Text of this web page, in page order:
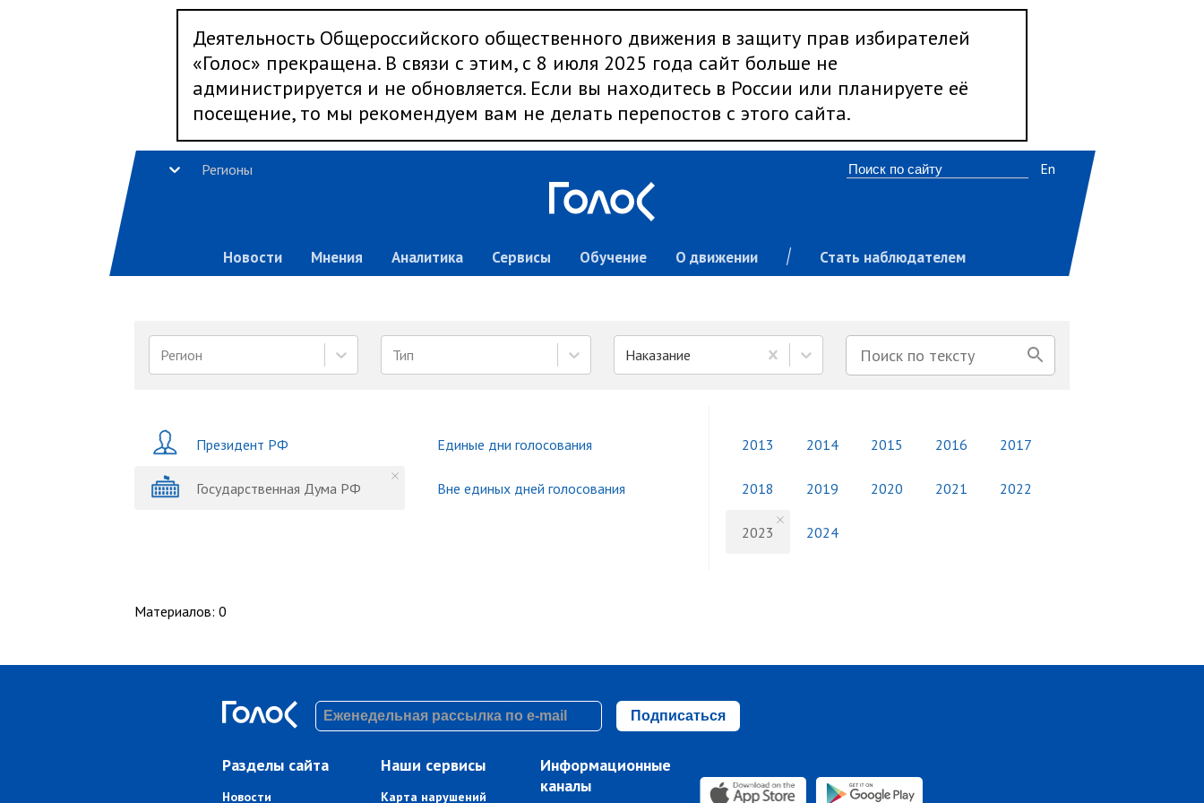
Деятельность Общероссийского общественного движения в защиту прав избирателей
«Голос» прекращена. В связи с этим, с 8 июля 2025 года сайт больше не
администрируется и не обновляется. Если вы находитесь в России или планируете её
посещение, то мы рекомендуем вам не делать перепостов с этого сайта.
Регионы
Новости Мнения Аналитика Сервисы Обучение О движении Стать наблюдателем
En
Регион Тип Наказание
Президент РФ
Государственная Дума РФ
Единые дни голосования
Вне единых дней голосования
2013 2014 2015 2016 2017
2018 2019 2020 2021 2022
2023 2024
Материалов: 0
Подписаться
Разделы сайта
Новости
Наши сервисы
Карта нарушений
Информационные
каналы